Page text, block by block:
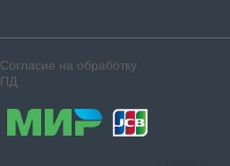
Согласие на обработку
ПД